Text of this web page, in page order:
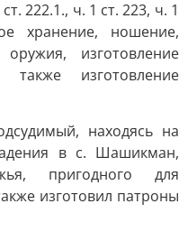
222.1., ч. 1 ст. 223, ч. 1
хранение, ношение,
оружия, изготовление
изготовление
находясь на
в с. Шашикман,
пригодного для
изготовил патроны